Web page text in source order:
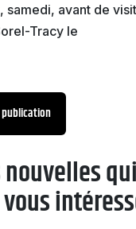
samedi, avant de
Tracy le
qui